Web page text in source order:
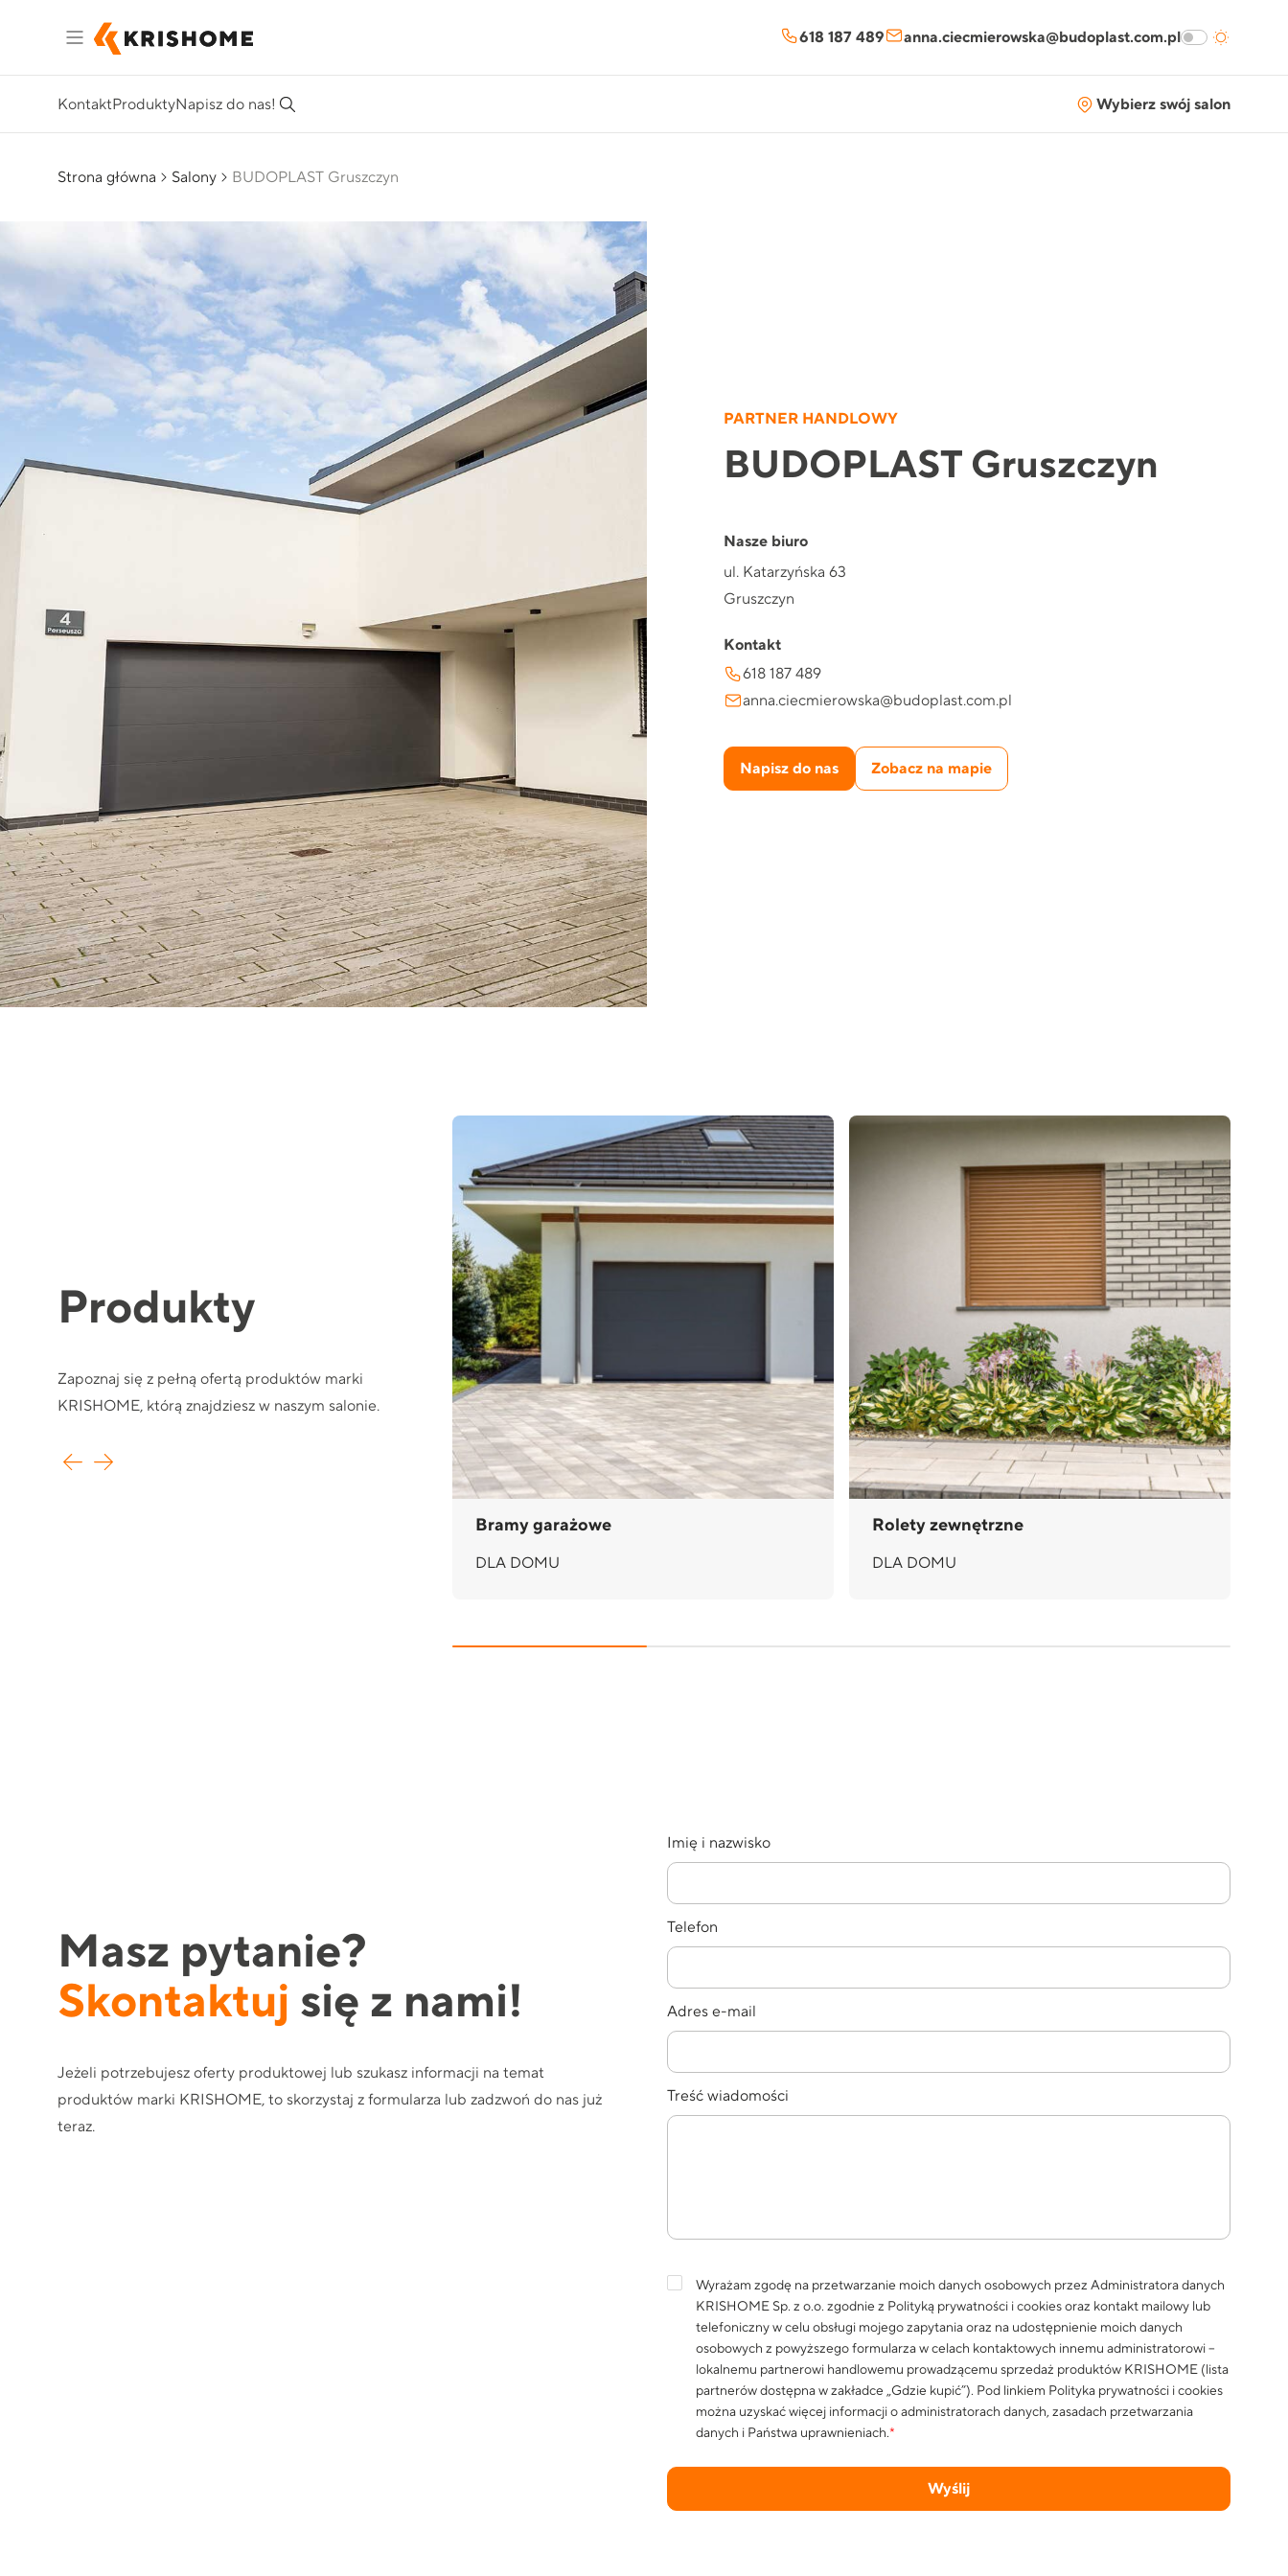
618 187 489 anna.ciecmierowska@budoplast.com.pl
KontaktProduktyNapisz do nas! Wybierz swój salon
Strona główna Salony BUDOPLAST Gruszczyn
PARTNER HANDLOWY
BUDOPLAST Gruszczyn
Nasze biuro
ul. Katarzyńska 63
Gruszczyn
Kontakt
618 187 489
anna.ciecmierowska@budoplast.com.pl
Napisz do nas Zobacz na mapie
Produkty
Zapoznaj się z pełną ofertą produktów marki
KRISHOME, którą znajdziesz w naszym salonie.
Bramy garażowe
DLA DOMU
Rolety zewnętrzne
DLA DOMU
Masz pytanie?
Skontaktuj się z nami!
Jeżeli potrzebujesz oferty produktowej lub szukasz informacji na temat
produktów marki KRISHOME, to skorzystaj z formularza lub zadzwoń do nas już
teraz.
Imię i nazwisko
Telefon
Adres e-mail
Treść wiadomości
Wyrażam zgodę na przetwarzanie moich danych osobowych przez Administratora danych
KRISHOME Sp. z o.o. zgodnie z Polityką prywatności i cookiesoraz kontakt mailowy lub
telefoniczny w celu obsługi mojego zapytania oraz na udostępnienie moich danych
osobowych z powyższego formularza w celach kontaktowych innemu administratorowi –
lokalnemu partnerowi handlowemu prowadzącemu sprzedaż produktów KRISHOME (lista
partnerów dostępna w zakładce „Gdzie kupić”). Pod linkiem Polityka prywatności i cookies
można uzyskać więcej informacji o administratorach danych, zasadach przetwarzania
danych i Państwa uprawnieniach.*
Wyślij